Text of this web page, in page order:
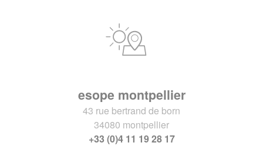
esope montpellier
43 rue bertrand de born
34080 montpellier
+33 (0)4 11 19 28 17